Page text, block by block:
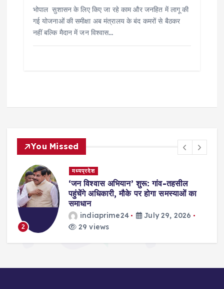
भोपाल सुशासन के लिए किए जा रहे काम और जनहित में लागू की
गई योजनाओं की समीक्षा अब मंत्रालय के बंद कमरों से बैठकर
नहीं बल्कि मैदान में जन विश्वास…
You Missed
2
मध्यप्रदेश
‘जन विश्वास अभियान’ शुरू: गांव-तहसील
पहुंचेंगे अधिकारी, मौके पर होगा समस्याओं का
समाधान
indiaprime24
July 29, 2026
29 views